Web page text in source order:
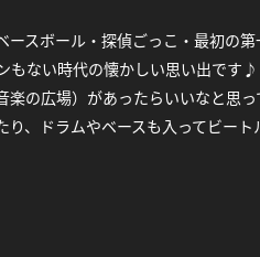
スボール・探偵ごっこ・最初の
もない時代の懐かしい思い出です♪
の広場）があったらいいなと思っ
ドラムやベースも入ってビート